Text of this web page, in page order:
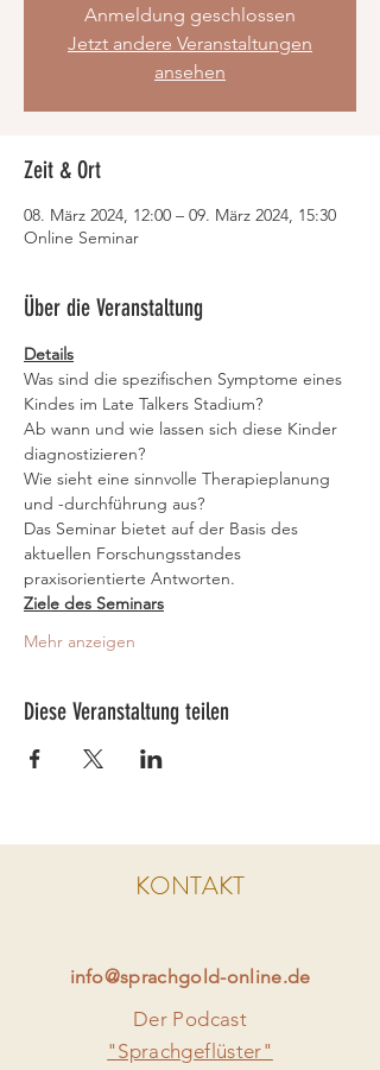
Anmeldung geschlossen
Jetzt andere Veranstaltungen
ansehen
Zeit & Ort
08. März 2024, 12:00 – 09. März 2024, 15:30
Online Seminar
Über die Veranstaltung
Details
Was sind die spezifischen Symptome eines
Kindes im Late Talkers Stadium?
Ab wann und wie lassen sich diese Kinder
diagnostizieren?
Wie sieht eine sinnvolle Therapieplanung
und -durchführung aus?
Das Seminar bietet auf der Basis des
aktuellen Forschungsstandes
praxisorientierte Antworten.
Ziele des Seminars
Mehr anzeigen
Diese Veranstaltung teilen
KONTAKT
info@sprachgold-online.de
Der Podcast
"Sprachgeflüster"